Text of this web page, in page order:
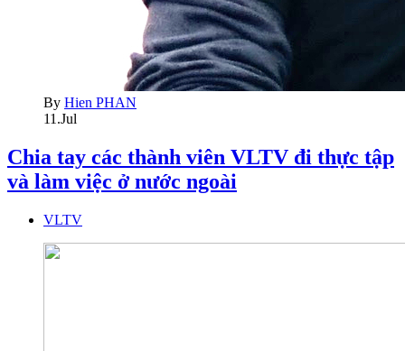
By Hien PHAN
11.Jul
Chia tay các thành viên VLTV đi thực tập
và làm việc ở nước ngoài
VLTV